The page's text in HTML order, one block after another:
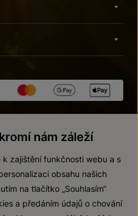
ZNOJMO, a. s.
nám záleží
zajištění funkčnosti webu a s
obsahu našich
na tlačítko „Souhlasím“
a předáním údajů o chování